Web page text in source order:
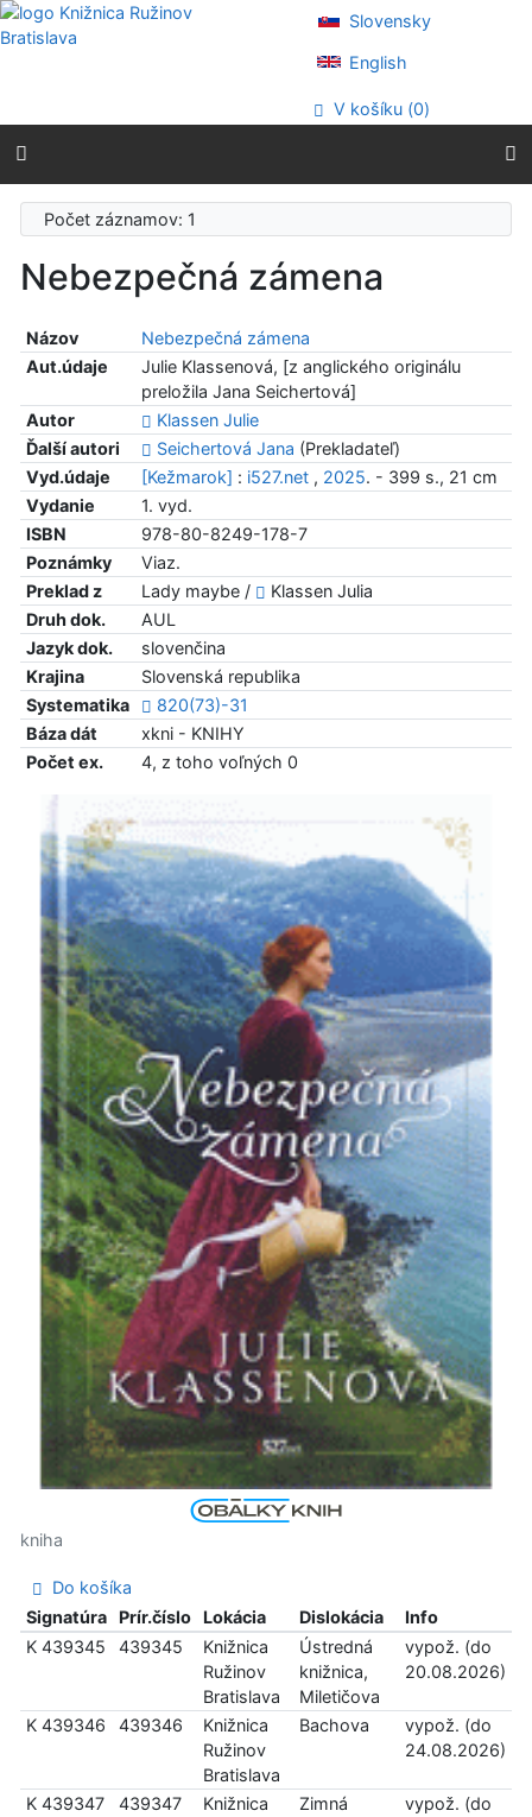
Prejsť na obsah
Prejsť na menu
Prehlásenie o webovej prístupnosti
Slovensky
English
V košíku (0)
Počet záznamov: 1
Nebezpečná zámena
Názov
Nebezpečná zámena
Aut.údaje
Julie Klassenová, [z anglického originálu
preložila Jana Seichertová]
Autor
Klassen Julie
Ďalší autori
Seichertová Jana (Prekladateľ)
Vyd.údaje
[Kežmarok] : i527.net, 2025. - 399 s., 21 cm
Vydanie
1. vyd.
ISBN
978-80-8249-178-7
Poznámky
Viaz.
Preklad z
Lady maybe /
Klassen Julia
Druh dok.
AUL
Jazyk dok.
slovenčina
Krajina
Slovenská republika
Systematika
820(73)-31
Báza dát
xkni - KNIHY
Počet ex.
4, z toho voľných 0
kniha
Do košíka
Signatúra
Prír.číslo Lokácia Dislokácia
Info
K 439345
439345
Knižnica
Ružinov
Bratislava
Ústredná
knižnica,
Miletičova
vypož. (do
20.08.2026)
K 439346 439346
Knižnica
Ružinov
Bratislava
Bachova
vypož. (do
24.08.2026)
K 439347 439347
Knižnica
Zimná
vypož. (do